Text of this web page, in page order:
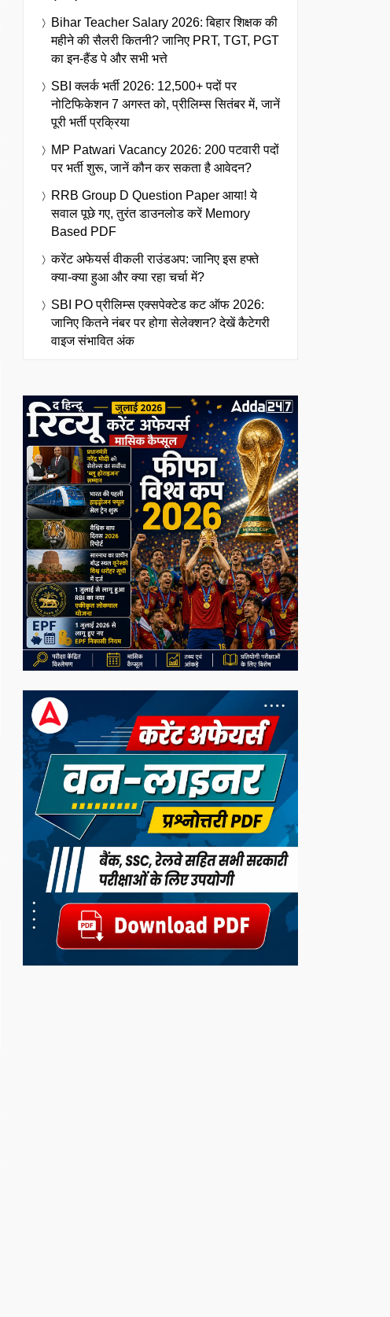
Bihar Teacher Salary 2026: बिहार शिक्षक की
महीने की सैलरी कितनी? जानिए PRT, TGT, PGT
का इन-हैंड पे और सभी भत्ते
SBI क्लर्क भर्ती 2026: 12,500+ पदों पर
नोटिफिकेशन 7 अगस्त को, प्रीलिम्स सितंबर में, जानें
पूरी भर्ती प्रक्रिया
MP Patwari Vacancy 2026: 200 पटवारी पदों
पर भर्ती शुरू, जानें कौन कर सकता है आवेदन?
RRB Group D Question Paper आया! ये
सवाल पूछे गए, तुरंत डाउनलोड करें Memory
Based PDF
करेंट अफेयर्स वीकली राउंडअप: जानिए इस हफ्ते
क्या-क्या हुआ और क्या रहा चर्चा में?
SBI PO प्रीलिम्स एक्सपेक्टेड कट ऑफ 2026:
जानिए कितने नंबर पर होगा सेलेक्शन? देखें कैटेगरी
वाइज संभावित अंक